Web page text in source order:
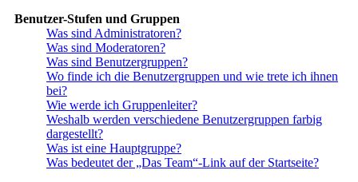
Benutzer-Stufen und Gruppen
Was sind Administratoren?
Was sind Moderatoren?
Was sind Benutzergruppen?
Wo finde ich die Benutzergruppen und wie trete ich ihnen
bei?
Wie werde ich Gruppenleiter?
Weshalb werden verschiedene Benutzergruppen farbig
dargestellt?
Was ist eine Hauptgruppe?
Was bedeutet der „Das Team“-Link auf der Startseite?